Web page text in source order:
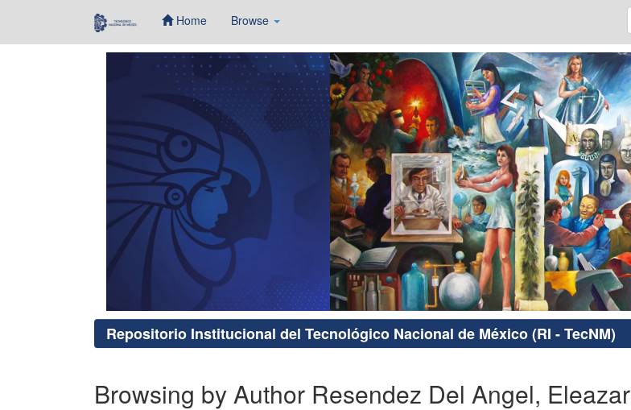
Home Browse
Repositorio Institucional del Tecnológico Nacional de México (RI - TecNM)
Browsing by Author Resendez Del Angel, Eleazar